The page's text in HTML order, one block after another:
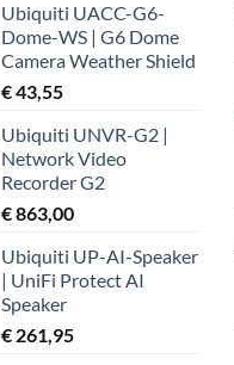
Ubiquiti UACC-G6-
Dome-WS | G6 Dome
Camera Weather Shield
€43,55
Ubiquiti UNVR-G2 |
Network Video
Recorder G2
€863,00
Ubiquiti UP-AI-Speaker
| UniFi Protect AI
Speaker
€ 261,95